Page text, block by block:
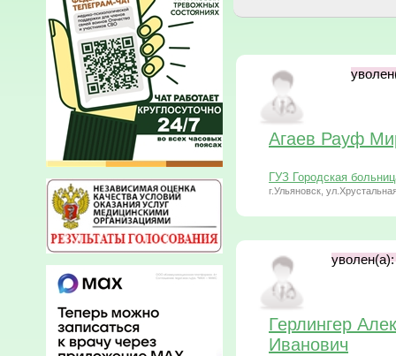
Агаев Рауф
ГУЗ Городская
г.Ульяновск,
уволен(а):
Герлингер
Иванович